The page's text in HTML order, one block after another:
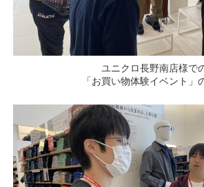
ユニクロ長野南店様で
「お買い物体験イベント」